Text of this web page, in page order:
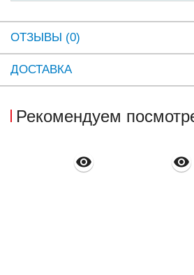
ОТЗЫВЫ (0)
ДОСТАВКА
Рекомендуем